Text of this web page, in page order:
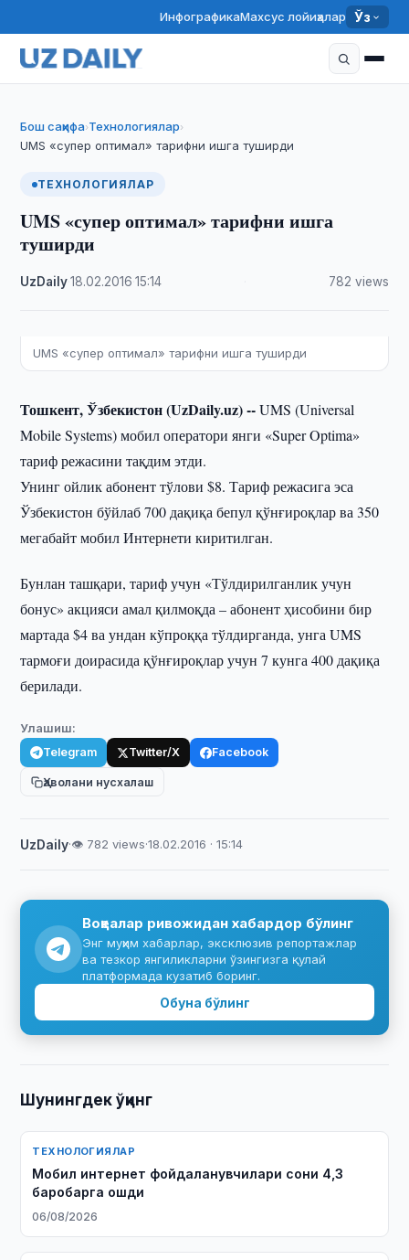
ИнфографикаМахсус лойиҳалар Ўз
Бош саҳифа›Технологиялар›
UMS «супер оптимал» тарифни ишга туширди
ТЕХНОЛОГИЯЛАР
UMS «супер оптимал» тарифни ишга
туширди
UzDaily·18.02.2016 ·15:14 782 views
UMS «супер оптимал» тарифни ишга туширди
Тошкент, Ўзбекистон (UzDaily.uz) --UMS (Universal
Mobile Systems) мобил оператори янги «Super Optima»
тариф режасини тақдим этди.
Унинг ойлик абонент тўлови $8. Тариф режасига эса
Ўзбекистон бўйлаб 700 дақиқа бепул қўнғироқлар ва 350
мегабайт мобил Интернети киритилган.
Бунлан ташқари, тариф учун «Тўлдирилганлик учун
бонус» акцияси амал қилмоқда – абонент ҳисобини бир
мартада $4 ва ундан кўпроққа тўлдирганда, унга UMS
тармоғи доирасида қўнғироқлар учун 7 кунга 400 дақиқа
берилади.
Улашиш:
Telegram Twitter/X Facebook
Ҳаволани нусхалаш
UzDaily·👁 782 views·18.02.2016 · 15:14
Воқеалар ривожидан хабардор бўлинг
Энг муҳим хабарлар, эксклюзив репортажлар
ва тезкор янгиликларни ўзингизга қулай
платформада кузатиб боринг.
Обуна бўлинг
Шунингдек ўқинг
ТЕХНОЛОГИЯЛАР
Мобил интернет фойдаланувчилари сони 4,3
баробарга ошди
06/08/2026